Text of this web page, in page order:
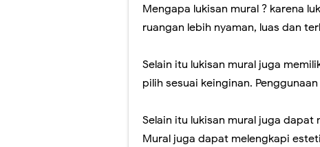
Mengapa lukisan mural ? karena
ruangan lebih nyaman, luas dan
Selain itu lukisan mural juga
pilih sesuai keinginan.
Selain itu lukisan mural juga
Mural juga dapat melengkapi